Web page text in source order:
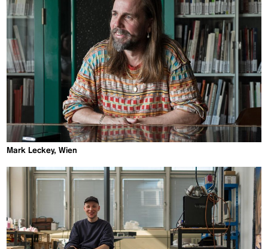
Mark Leckey, Wien